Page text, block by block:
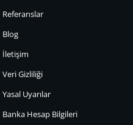
Referanslar
Blog
İletişim
Veri Gizliliği
Yasal Uyarılar
Banka Hesap Bilgileri